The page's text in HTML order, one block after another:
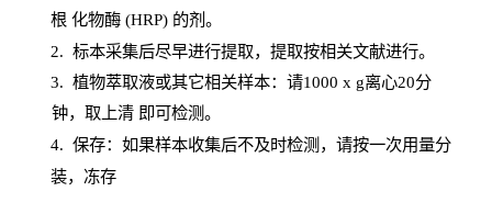
根 化物酶(HRP) 的剂。
2. 标本采集后尽早进行提取，提取按相关文献进行。
3. 植物萃取液或其它相关样本：请1000 x g离心20分
钟，取上清 即可检测。
4. 保存：如果样本收集后不及时检测，请按一次用量分
装，冻存